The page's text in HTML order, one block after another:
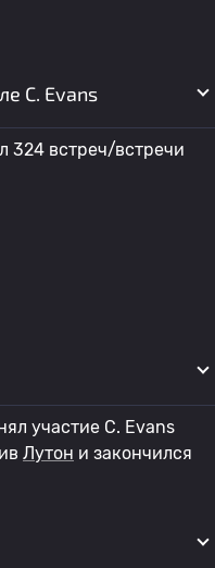
C. Evans
324 встреч/встречи
участие C. Evans
Лутон и закончился